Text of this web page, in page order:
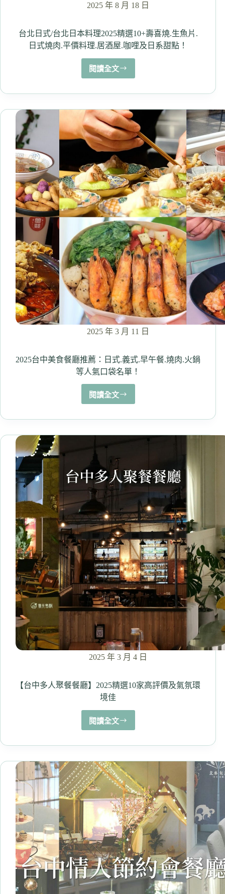
2025 年 8 月 18 日
台北日式/台北日本料理2025精選10+壽喜燒.生魚片.
日式燒肉.平價料理.居酒屋.咖哩及日系甜點！
閱讀全文
台
日
台
北
日
本
料
理
2025
精
選
10+壽
喜
燒.
生
魚
片.
日
式
燒
肉.
平
價
料
居
酒
屋.
咖
哩
日
2025 年 3 月 11 日
2025台中美食餐廳推薦：日式.義式.早午餐.燒肉.火鍋
等人氣口袋名單！
閱讀全文
2025
中
餐
廳
推
薦：
日
義
式.
早
午
餐.
燒
肉.
火
鍋
等
氣
口
袋
名
2025 年 3 月 4 日
【台中多人聚餐餐廳】2025精選10家高評價及氣氛環
境佳
閱讀全文
【台
多
聚
餐
廳】
2025
精
選
10
家
高
評
價